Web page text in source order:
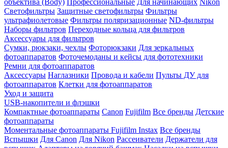
объектива (Body) Профессиональные Для начинающих Nikon
Светофильтры Защитные светофильтры Фильтры
ультрафиолетовые Фильтры поляризационные ND-фильтры
Наборы фильтров Переходные кольца для фильтров
Аксессуары для фильтров
Сумки, рюкзаки, чехлы Фоторюкзаки Для зеркальных
фотоаппаратов Фоточемоданы и кейсы для фототехники
Ремни для фотоаппаратов
Аксессуары Наглазники Провода и кабели Пульты ДУ для
фотоаппаратов Клетки для фотоаппаратов
Уход и защита
USB-накопители и флэшки
Компактные фотоаппараты Canon Fujifilm Все бренды Детские
фотоаппараты
Моментальные фотоаппараты Fujifilm Instax Все бренды
Вспышки Для Canon Для Nikon Рассеиватели Держатели для